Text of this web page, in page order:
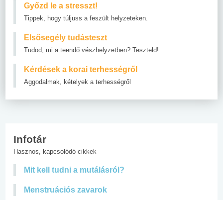
Győzd le a stresszt!
Tippek, hogy túljuss a feszült helyzeteken.
Elsősegély tudásteszt
Tudod, mi a teendő vészhelyzetben? Teszteld!
Kérdések a korai terhességről
Aggodalmak, kételyek a terhességről
Infotár
Hasznos, kapcsolódó cikkek
Mit kell tudni a mutálásról?
Menstruációs zavarok